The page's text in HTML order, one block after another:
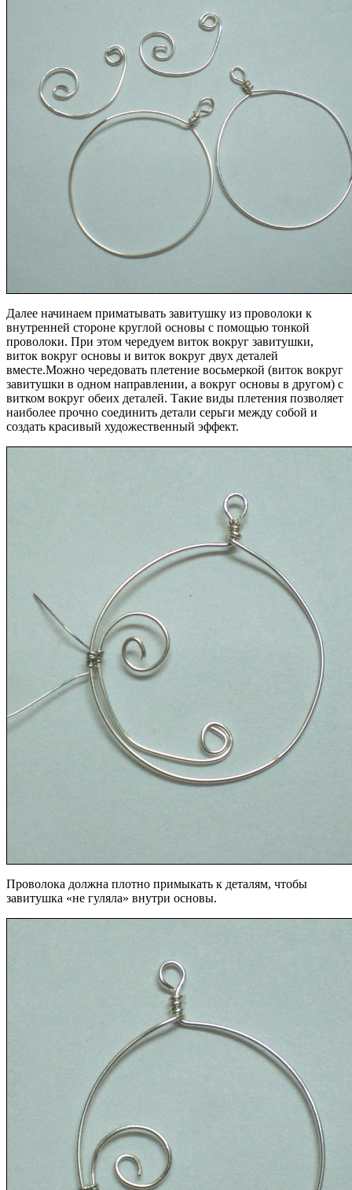
Далее начинаем приматывать завитушку из проволоки к
внутренней стороне круглой основы с помощью тонкой
проволоки. При этом чередуем виток вокруг завитушки,
виток вокруг основы и виток вокруг двух деталей
вместе.Можно чередовать плетение восьмеркой (виток вокруг
завитушки в одном направлении, а вокруг основы в другом) с
витком вокруг обеих деталей. Такие виды плетения позволяет
наиболее прочно соединить детали серьги между собой и
создать красивый художественный эффект.
Проволока должна плотно примыкать к деталям, чтобы
завитушка «не гуляла» внутри основы.